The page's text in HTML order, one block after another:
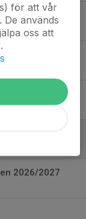
2026/2027
för att vår
används
oss att